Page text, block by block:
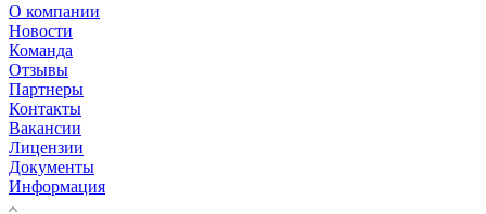
О компании
Новости
Команда
Отзывы
Партнеры
Контакты
Вакансии
Лицензии
Документы
Информация